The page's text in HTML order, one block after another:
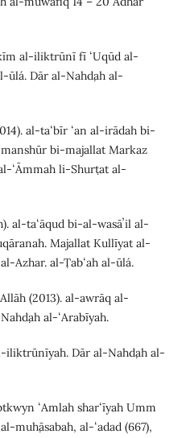
al-iliktrūnī fī ʻUqūd al-
ūlá. Dār al-Nahḍah al-
al-taʻbīr ʻan al-irādah bi-
bi-majallat Markaz
ʻĀmmah li-Shurṭat al-
al-taʻāqud bi-al-wasāʼil al-
Majallat Kullīyat al-
Azhar. al-Ṭabʻah al-ūlá.
(2013). al-awrāq al-
al-ʻArabīyah.
iliktrūnīyah. Dār al-Nahḍah al-
ʻAmlah sharʻīyah Umm
muḥāsabah, al-ʻadad (667),